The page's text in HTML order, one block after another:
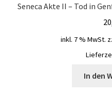
Seneca Akte II – Tod in
inkl. 7 % MwSt.
In den